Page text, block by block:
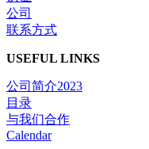
公司
联系方式
USEFUL LINKS
公司简介2023
目录
与我们合作
Calendar